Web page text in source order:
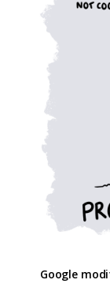
Google